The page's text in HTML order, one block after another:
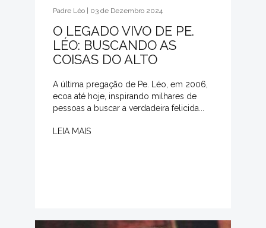
Padre Léo | 03 de Dezembro 2024
O LEGADO VIVO DE PE.
LÉO: BUSCANDO AS
COISAS DO ALTO
A última pregação de Pe. Léo, em 2006,
ecoa até hoje, inspirando milhares de
pessoas a buscar a verdadeira felicida...
LEIA MAIS